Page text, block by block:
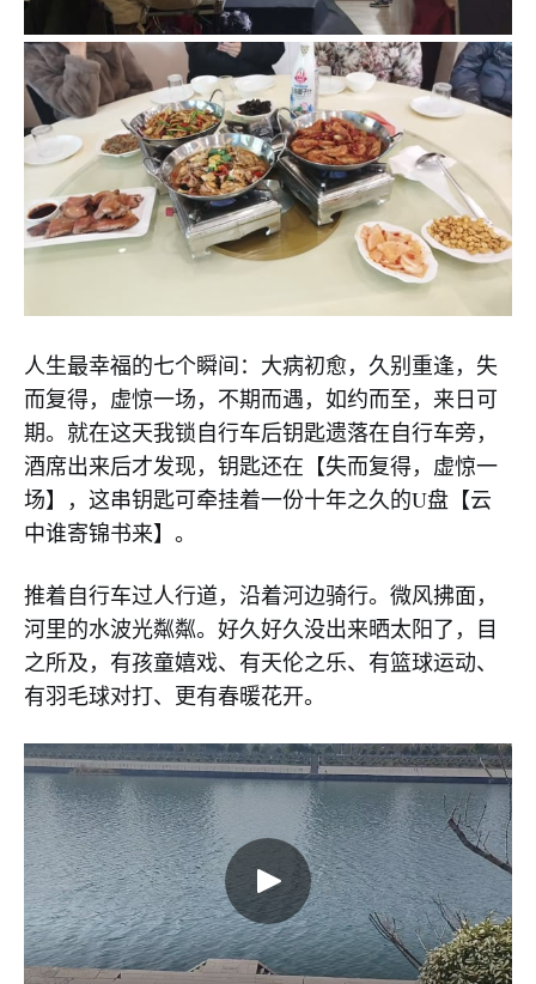
人生最幸福的七个瞬间：大病初愈，久别重逢，失
而复得，虚惊一场，不期而遇，如约而至，来日可
期。就在这天我锁自行车后钥匙遗落在自行车旁，
酒席出来后才发现，钥匙还在【失而复得，虚惊一
场】，这串钥匙可牵挂着一份十年之久的U盘【云
中谁寄锦书来】。
推着自行车过人行道，沿着河边骑行。微风拂面，
河里的水波光粼粼。好久好久没出来晒太阳了，目
之所及，有孩童嬉戏、有天伦之乐、有篮球运动、
有羽毛球对打、更有春暖花开。